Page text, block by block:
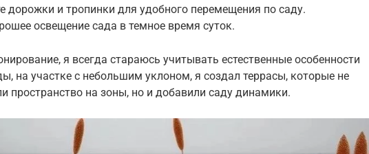
дорожки и тропинки для удобного перемещения по саду.
освещение сада в темное время суток.
я всегда стараюсь учитывать естественные особенности
на участке с небольшим уклоном, я создал террасы, которые не
пространство на зоны, но и добавили саду динамики.